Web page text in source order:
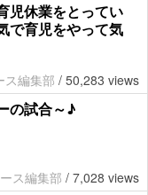
児休業をとってい
で育児をやって気
ス編集部 / 50,283 views
の試合～♪
ス編集部 / 7,028 views